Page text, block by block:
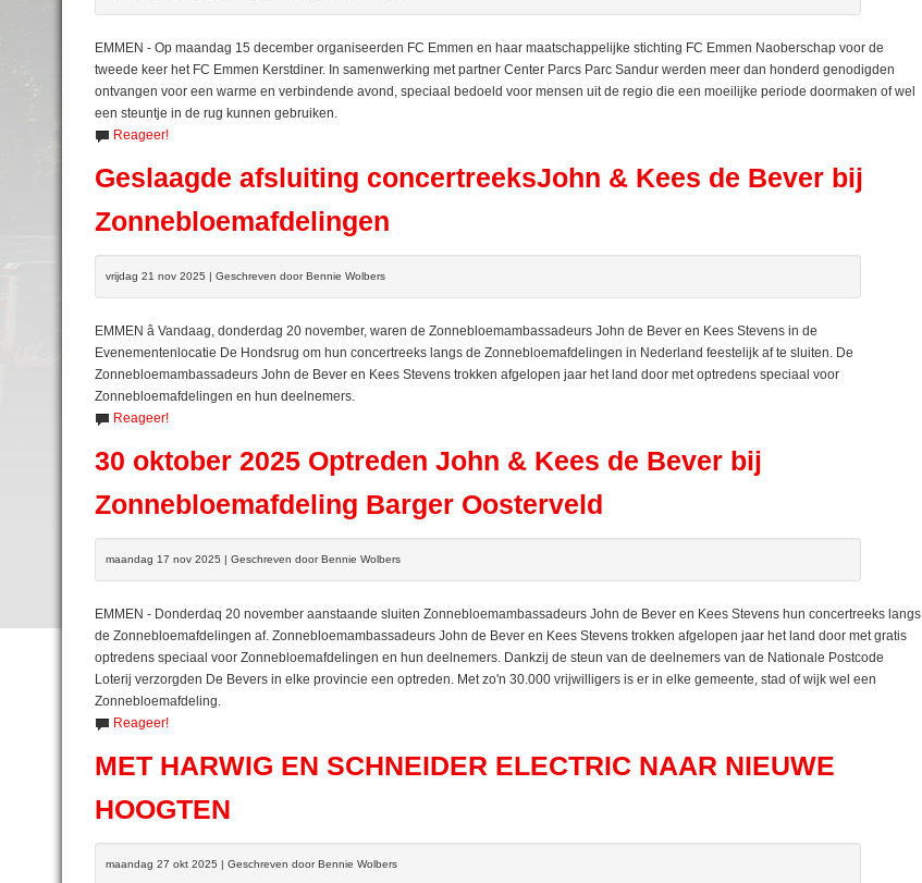
EMMEN - Op maandag 15 december organiseerden FC Emmen en haar maatschappelijke stichting FC Emmen Naoberschap voor de
tweede keer het FC Emmen Kerstdiner. In samenwerking met partner Center Parcs Parc Sandur werden meer dan honderd genodigden
ontvangen voor een warme en verbindende avond, speciaal bedoeld voor mensen uit de regio die een moeilijke periode doormaken of wel
een steuntje in de rug kunnen gebruiken.
Reageer!
Geslaagde afsluiting concertreeksJohn & Kees de Bever bij
Zonnebloemafdelingen
vrijdag 21 nov 2025 | Geschreven door Bennie Wolbers
EMMEN â Vandaag, donderdag 20 november, waren de Zonnebloemambassadeurs John de Bever en Kees Stevens in de
Evenementenlocatie De Hondsrug om hun concertreeks langs de Zonnebloemafdelingen in Nederland feestelijk af te sluiten. De
Zonnebloemambassadeurs John de Bever en Kees Stevens trokken afgelopen jaar het land door met optredens speciaal voor
Zonnebloemafdelingen en hun deelnemers.
Reageer!
30 oktober 2025 Optreden John & Kees de Bever bij
Zonnebloemafdeling Barger Oosterveld
maandag 17 nov 2025 | Geschreven door Bennie Wolbers
EMMEN - Donderdaq 20 november aanstaande sluiten Zonnebloemambassadeurs John de Bever en Kees Stevens hun concertreeks langs
de Zonnebloemafdelingen af. Zonnebloemambassadeurs John de Bever en Kees Stevens trokken afgelopen jaar het land door met gratis
optredens speciaal voor Zonnebloemafdelingen en hun deelnemers. Dankzij de steun van de deelnemers van de Nationale Postcode
Loterij verzorgden De Bevers in elke provincie een optreden. Met zo'n 30.000 vrijwilligers is er in elke gemeente, stad of wijk wel een
Zonnebloemafdeling.
Reageer!
MET HARWIG EN SCHNEIDER ELECTRIC NAAR NIEUWE
HOOGTEN
maandag 27 okt 2025 | Geschreven door Bennie Wolbers